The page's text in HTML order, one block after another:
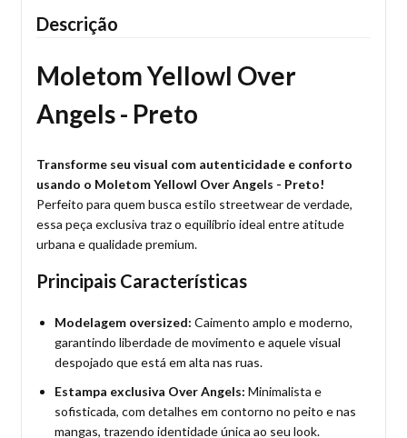
Descrição
Moletom Yellowl Over
Angels - Preto
Transforme seu visual com autenticidade e conforto
usando o Moletom Yellowl Over Angels - Preto!
Perfeito para quem busca estilo streetwear de verdade,
essa peça exclusiva traz o equilíbrio ideal entre atitude
urbana e qualidade premium.
Principais Características
Modelagem oversized: Caimento amplo e moderno,
garantindo liberdade de movimento e aquele visual
despojado que está em alta nas ruas.
Estampa exclusiva Over Angels: Minimalista e
sofisticada, com detalhes em contorno no peito e nas
mangas, trazendo identidade única ao seu look.